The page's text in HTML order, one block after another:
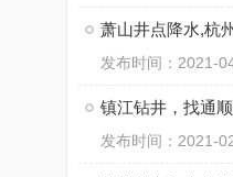
萧山井点降水,杭
发布时间：2021-
发布时间：2021-